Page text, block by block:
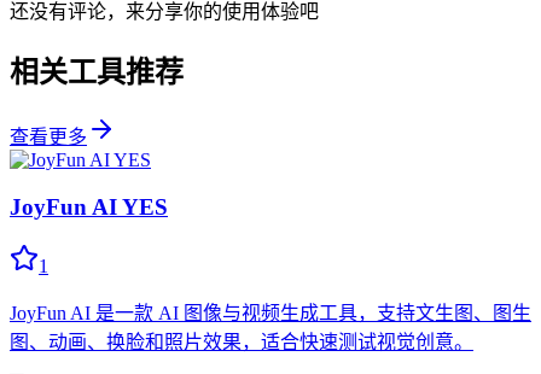
还没有评论，来分享你的使用体验吧
相关工具推荐
查看更多
JoyFun AI YES
1
JoyFun AI 是一款 AI 图像与视频生成工具，支持文生图、图生
图、动画、换脸和照片效果，适合快速测试视觉创意。